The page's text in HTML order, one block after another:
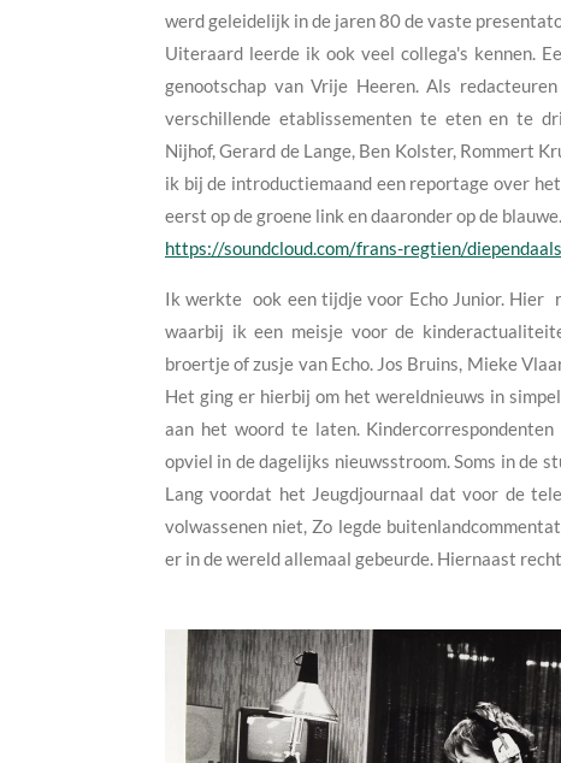
werd geleidelijk in de jaren 80 de vaste
Uiteraard leerde ik ook veel collega's kennen.
genootschap van Vrije Heeren. Als
verschillende etablissementen te eten en te
Nijhof, Gerard de Lange, Ben Kolster, Rommert
ik bij de introductiemaand een reportage over het
eerst op de groene link en daaronder op de blauwe.
https://soundcloud.com/frans-regtien/
Ik werkte ook een tijdje voor Echo Junior. Hier
waarbij ik een meisje voor de
broertje of zusje van Echo. Jos Bruins, Mieke
Het ging er hierbij om het wereldnieuws in
aan het woord te laten.
opviel in de dagelijks nieuwsstroom. Soms in de
Lang voordat het Jeugdjournaal dat voor de
volwassenen niet, Zo legde
er in de wereld allemaal gebeurde. Hiernaast